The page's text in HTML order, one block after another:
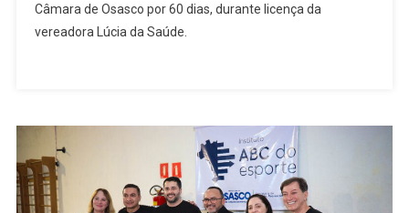
Rodolfo
Cara
Osasco
Câmara de Osasco por 60 dias, durante licença da
vereadora Lúcia da Saúde.